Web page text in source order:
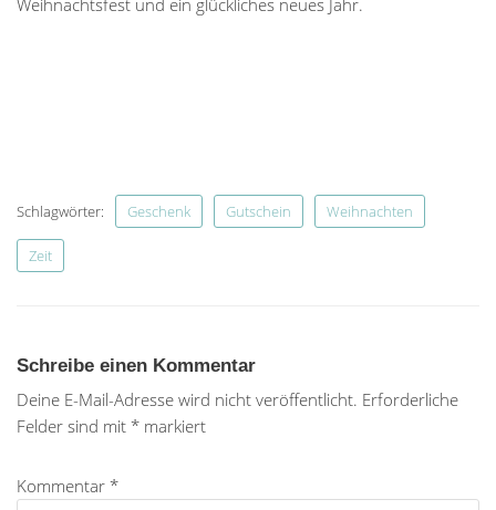
Schlagwörter: Geschenk Gutschein Weihnachten
Zeit
Schreibe einen Kommentar
Deine E-Mail-Adresse wird nicht veröffentlicht. Erforderliche
Felder sind mit * markiert
Kommentar *